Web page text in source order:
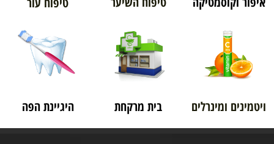
ויטמינים ומינרלים בית מרקחת היגיינת הפה